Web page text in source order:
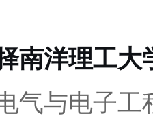
南洋理工
气与电子工